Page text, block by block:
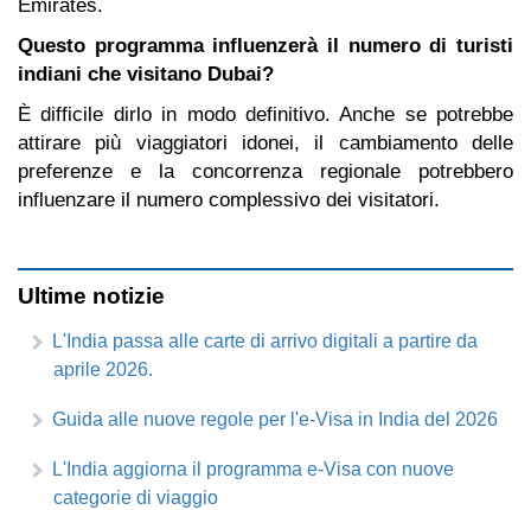
Emirates.
Questo programma influenzerà il numero di turisti
indiani che visitano Dubai?
È difficile dirlo in modo definitivo.Anche se potrebbe
attirare più viaggiatori idonei, il cambiamento delle
preferenze e la concorrenza regionale potrebbero
influenzare il numero complessivo dei visitatori.
Ultime notizie
L'India passa alle carte di arrivo digitali a partire da
aprile 2026.
Guida alle nuove regole per l'e-Visa in India del 2026
L'India aggiorna il programma e-Visa con nuove
categorie di viaggio